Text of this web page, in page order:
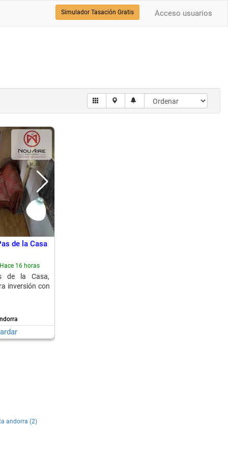
Acceso usuarios
Simulador Tasación Gratis
de la Casa
Hace 16 horas
de la Casa,
inversión con
andorra (2)